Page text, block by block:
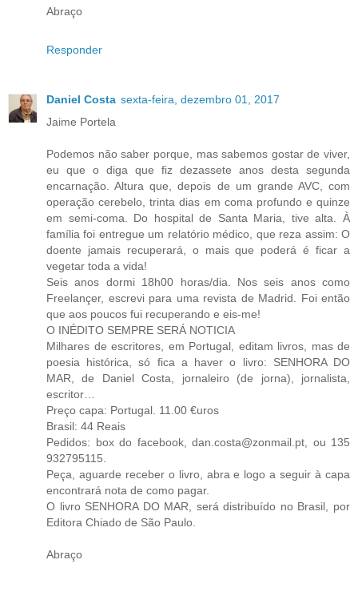
Abraço
Responder
Daniel Costa sexta-feira, dezembro 01, 2017
Jaime Portela
Podemos não saber porque, mas sabemos gostar de viver,
eu que o diga que fiz dezassete anos desta segunda
encarnação. Altura que, depois de um grande AVC, com
operação cerebelo, trinta dias em coma profundo e quinze
em semi-coma. Do hospital de Santa Maria, tive alta. À
família foi entregue um relatório médico, que reza assim: O
doente jamais recuperará, o mais que poderá é ficar a
vegetar toda a vida!
Seis anos dormi 18h00 horas/dia. Nos seis anos como
Freelançer, escrevi para uma revista de Madrid. Foi então
que aos poucos fui recuperando e eis-me!
O INÉDITO SEMPRE SERÁ NOTICIA
Milhares de escritores, em Portugal, editam livros, mas de
poesia histórica, só fica a haver o livro: SENHORA DO
MAR, de Daniel Costa, jornaleiro (de jorna), jornalista,
escritor…
Preço capa: Portugal. 11.00 €uros
Brasil: 44 Reais
Pedidos: box do facebook, dan.costa@zonmail.pt, ou 135
932795115.
Peça, aguarde receber o livro, abra e logo a seguir à capa
encontrará nota de como pagar.
O livro SENHORA DO MAR, será distribuído no Brasil, por
Editora Chiado de São Paulo.
Abraço